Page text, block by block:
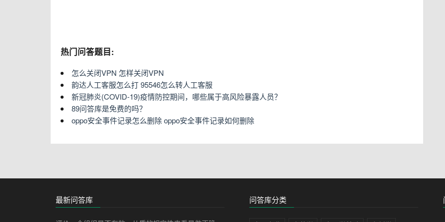
热门问答题目:
怎么关闭VPN 怎样关闭VPN
韵达人工客服怎么打 95546怎么转人工客服
新冠肺炎(COVID-19)疫情防控期间，哪些属于高风险暴露人员？
89问答库是免费的吗？
oppo安全事件记录怎么删除 oppo安全事件记录如何删除
最新问答库 问答库分类